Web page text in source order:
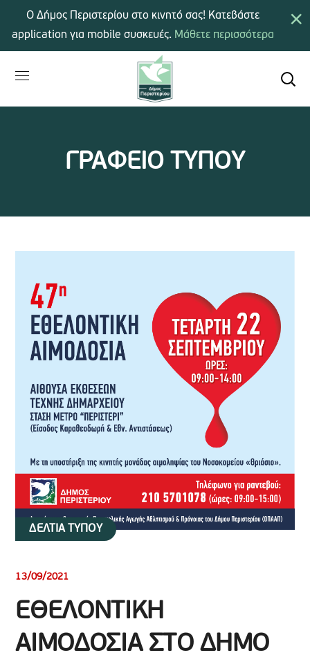
ΓΡΑΦΕΙΟ ΤΥΠΟΥ
ΔΕΛΤΙΑ ΤΥΠΟΥ
13/09/2021
ΕΘΕΛΟΝΤΙΚΗ
ΑΙΜΟΔΟΣΙΑ ΣΤΟ ΔΗΜΟ
×
Ο Δήμος Περιστερίου στο κινητό σας! Κατεβάστε
application για mobile συσκευές. Μάθετε περισσότερα